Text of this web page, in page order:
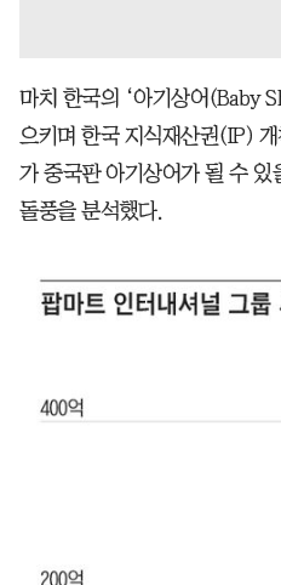
마치 한국의 ‘아기상어(Baby
으키며 한국 지식재산권(IP)
가 중국판 아기상어가 될 수
돌풍을 분석했다.